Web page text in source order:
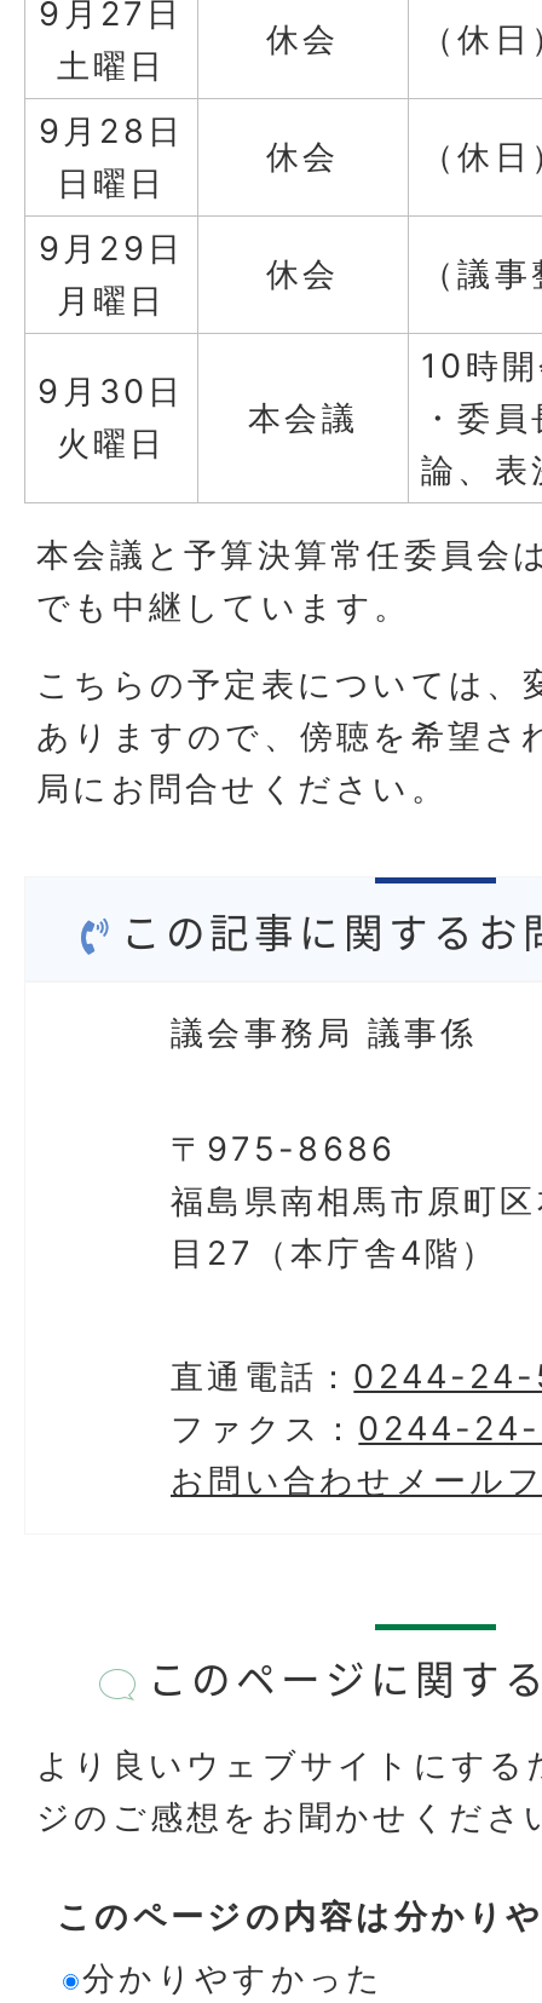
9月27日
土曜日
休会 （休
9月28日
日曜日
休会 （休
9月29日
月曜日
休会 （議
9月30日
火曜日
本会議
10時
・委
論、表
本会議と予算決算常任委員会
でも中継しています。
こちらの予定表については、
ありますので、傍聴を希望さ
局にお問合せください。
この記事に関するお
議会事務局 議事係
〒975-8686
福島県南相馬市原町
目27（本庁舎4階）
直通電話： 0244-24-
ファクス： 0244-
お問い合わせメール
このページに関す
より良いウェブサイトにする
ジのご感想をお聞かせくださ
このページの内容は分かり
分かりやすかった